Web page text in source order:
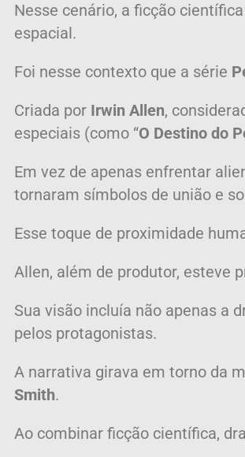
Nesse cenário, a ficção
espacial.
Foi nesse contexto que a série
Criada por Irwin Allen,
especiais (como “O Destino do
Em vez de apenas enfrentar
tornaram símbolos de união e
Esse toque de proximidade
Allen, além de produtor, esteve
Sua visão incluía não apenas a
pelos protagonistas.
A narrativa girava em torno da
Smith.
Ao combinar ficção científica,